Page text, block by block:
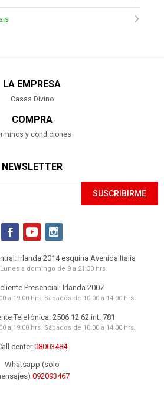
LA EMPRESA
Casas Divino
COMPRA
y condiciones
NEWSLETTER
SUSCRIBIRME
  
Irlanda 2014 esquina Avenida Italia
Lunes a domingo de 9 a 21:30 hrs.
Presencial: Irlanda 2007
a 19:00 hrs. Sábados de 10:00 a 14:00 hrs.
Telefónica: 2506 12 62 int. 781
a 19:00 hrs. Sábados de 10:00 a 14:00 hrs.
center08003484
Whatsapp (solo
092093467